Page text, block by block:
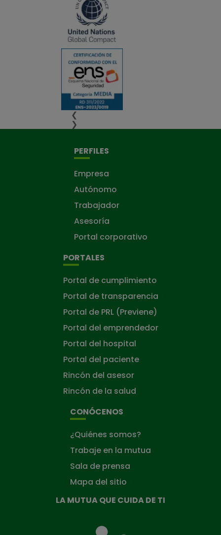
❮
❯
PERFILES
Empresa
Autónomo
Trabajador
Asesoría
Portal corporativo
PORTALES
Portal de cumplimiento
Portal de transparencia
Portal de PRL (Previene)
Portal del emprendedor
Portal del hospital
Portal del paciente
Rincón del asesor
Rincón de la salud
CONÓCENOS
¿Quiénes somos?
Trabaje en la mutua
Sala de prensa
Mapa del sitio
LA MUTUA QUE CUIDA DE TI
Mutua